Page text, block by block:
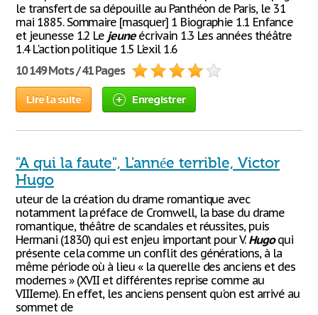
le transfert de sa dépouille au Panthéon de Paris, le 31
mai 1885. Sommaire [masquer] 1 Biographie 1.1 Enfance
et jeunesse 1.2 Le jeuneécrivain 1.3 Les années théâtre
1.4 L'action politique 1.5 L'exil 1.6
10 149 Mots / 41 Pages
Lire la suite Enregistrer
"A qui la faute", L'année terrible, Victor
Hugo
uteur de la création du drame romantique avec
notamment la préface de Cromwell, la base du drame
romantique, théâtre de scandales et réussites, puis
Herrnani (1830) qui est enjeu important pour V. Hugoqui
présente cela comme un conflit des générations, à la
même période où à lieu « la querelle des anciens et des
modernes » (XVII et différentes reprise comme au
VIIIeme). En effet, les anciens pensent qu'on est arrivé au
sommet de